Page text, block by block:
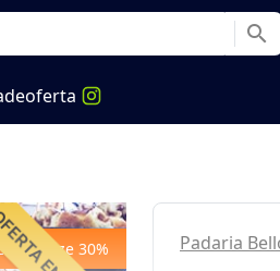
search
30% Padaria